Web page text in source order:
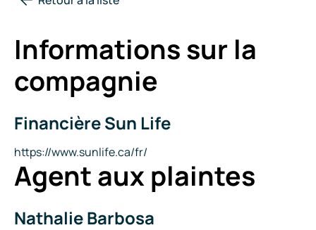
Informations sur la
compagnie
Nom
la
compagnie
Financière Sun Life
Site
Internet
https://www.sunlife.ca/fr/
Agent aux plaintes
Nom
Nathalie Barbosa